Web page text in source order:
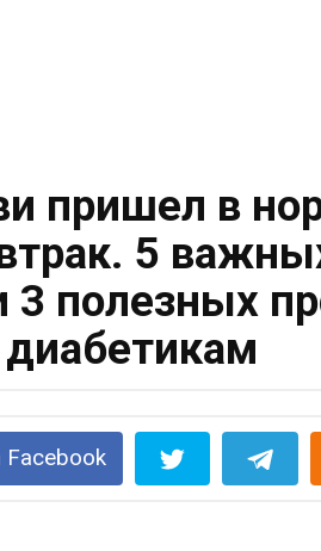
пришел в
5
3 полезных
диабетикам
Facebook